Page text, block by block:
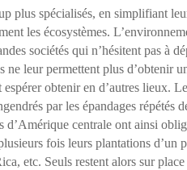
plus spécialisés, en simplifiant
les écosystèmes.
sociétés qui n’hésitent pas à
ne leur permettent plus d’obtenir
espérer obtenir en d’autres lieux.
par les épandages répétés
d’Amérique centrale ont ainsi
fois leurs plantations d’un
etc. Seuls restent alors sur